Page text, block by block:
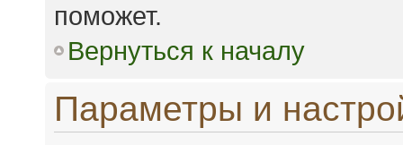
поможет.
Вернуться к началу
Параметры и